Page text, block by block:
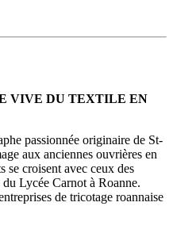
VIVE DU TEXTILE EN
passionnée originaire de St-
aux anciennes ouvrières en
se croisent avec ceux des
Lycée Carnot à Roanne.
de tricotage roannaise